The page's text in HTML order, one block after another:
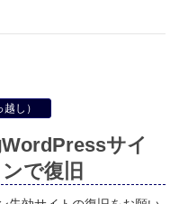
し）
サイ
で復旧